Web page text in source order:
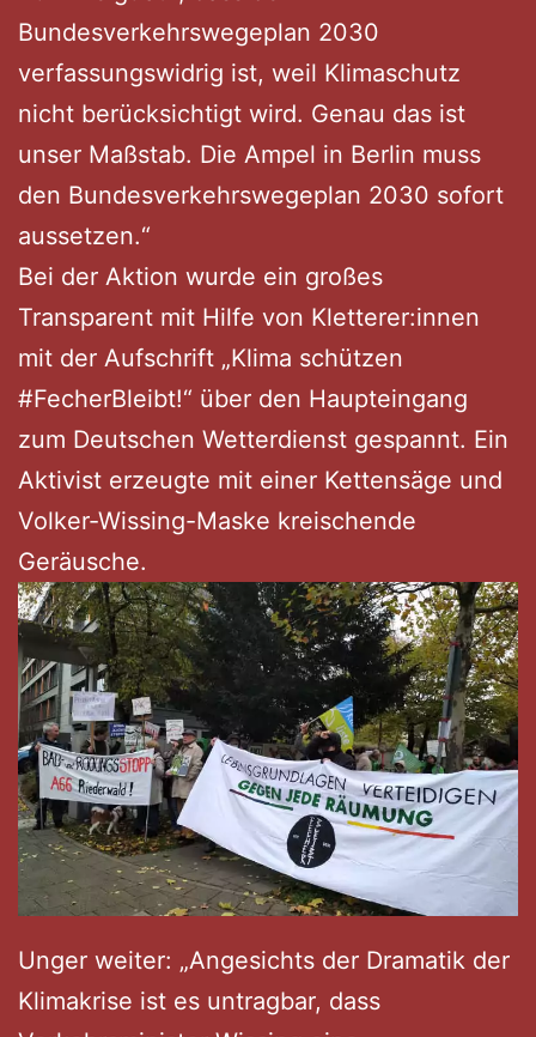
Bundesverkehrswegeplan 2030
verfassungswidrig ist, weil Klimaschutz
nicht berücksichtigt wird. Genau das ist
unser Maßstab. Die Ampel in Berlin muss
den Bundesverkehrswegeplan 2030 sofort
aussetzen.“
Bei der Aktion wurde ein großes
Transparent mit Hilfe von Kletterer:innen
mit der Aufschrift „Klima schützen
#FecherBleibt!“ über den Haupteingang
zum Deutschen Wetterdienst gespannt. Ein
Aktivist erzeugte mit einer Kettensäge und
Volker-Wissing-Maske kreischende
Geräusche.
Unger weiter: „Angesichts der Dramatik der
Klimakrise ist es untragbar, dass